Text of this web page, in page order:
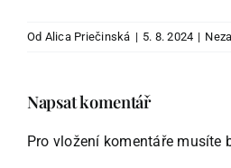
Od Alica Priečinská | 5. 8. 2024 |
Napsat komentář
Pro vložení komentáře musíte